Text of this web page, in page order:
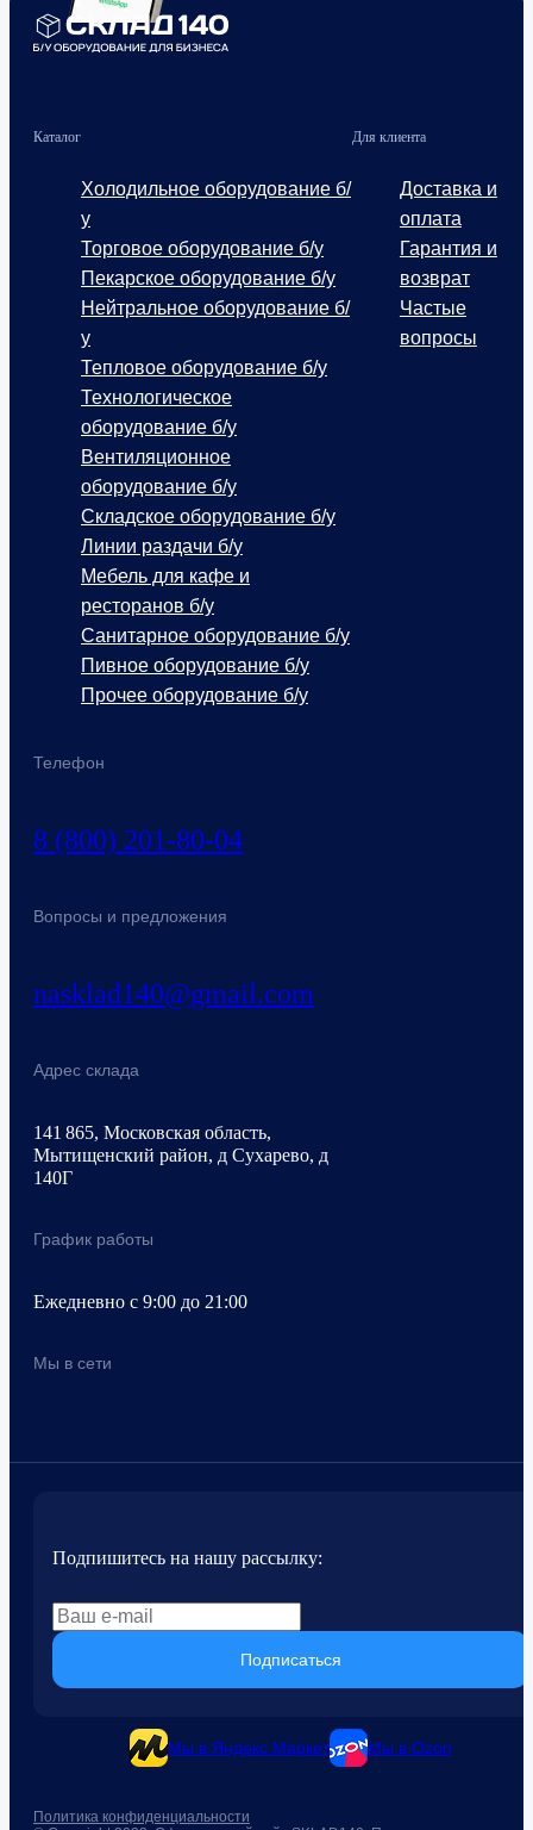
Телефон
8 (800) 201-80-04
Вопросы и предложения
nasklad140@gmail.com
Адрес склада
141 865, Московская область,
Мытищенский район, д Сухарево, д
140Г
График работы
Ежедневно с 9:00 до 21:00
Мы в сети
Каталог
Холодильное оборудование б/
у
Торговое оборудование б/у
Пекарское оборудование б/у
Нейтральное оборудование б/
у
Тепловое оборудование б/у
Технологическое
оборудование б/у
Вентиляционное
оборудование б/у
Складское оборудование б/у
Линии раздачи б/у
Мебель для кафе и
ресторанов б/у
Санитарное оборудование б/у
Пивное оборудование б/у
Прочее оборудование б/у
Для клиента
Доставка и
оплата
Гарантия и
возврат
Частые
вопросы
Подпишитесь на нашу рассылку:
Подписаться
Мы в Яндекс.Маркет Мы в Ozon
Политика конфиденциальности